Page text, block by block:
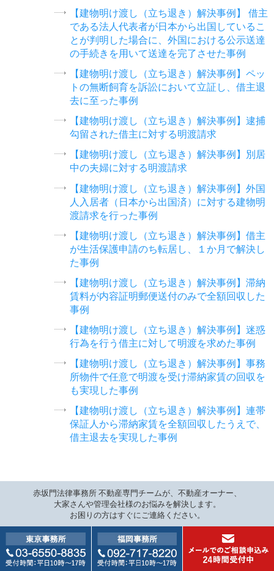
【建物明け渡し（立ち退き）解決事例】 借主
である法人代表者が日本から出国しているこ
とが判明した場合に、外国における公示送達
の手続きを用いて送達を完了させた事例
【建物明け渡し（立ち退き）解決事例】ペッ
トの無断飼育を訴訟において立証し、借主退
去に至った事例
【建物明け渡し（立ち退き）解決事例】逮捕
勾留された借主に対する明渡請求
【建物明け渡し（立ち退き）解決事例】別居
中の夫婦に対する明渡請求
【建物明け渡し（立ち退き）解決事例】外国
人入居者（日本から出国済）に対する建物明
渡請求を行った事例
【建物明け渡し（立ち退き）解決事例】借主
が生活保護申請のち転居し、１か月で解決し
た事例
【建物明け渡し（立ち退き）解決事例】滞納
賃料が内容証明郵便送付のみで全額回収した
事例
【建物明け渡し（立ち退き）解決事例】迷惑
行為を行う借主に対して明渡を求めた事例
【建物明け渡し（立ち退き）解決事例】事務
所物件で任意で明渡を受け滞納家賃の回収を
も実現した事例
【建物明け渡し（立ち退き）解決事例】連帯
保証人から滞納家賃を全額回収したうえで、
借主退去を実現した事例
0
赤坂門法律事務所 不動産専門チームが、不動産オーナー、
大家さんや管理会社様のお悩みを解決します。
お困りの方はすぐにご連絡ください。